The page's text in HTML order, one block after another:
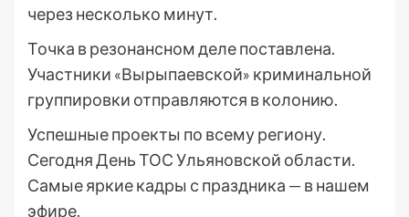
через несколько минут.
Точка в резонансном деле поставлена.
Участники «Вырыпаевской» криминальной
группировки отправляются в колонию.
Успешные проекты по всему региону.
Сегодня День ТОС Ульяновской области.
Самые яркие кадры с праздника — в нашем
эфире.